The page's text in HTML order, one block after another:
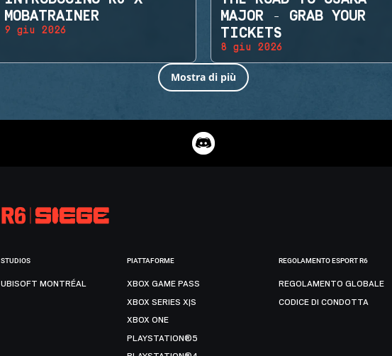
MOBATRAINER
9 giu 2026
MAJOR - GRAB YOUR
TICKETS
8 giu 2026
Mostra di più
STUDIOS
UBISOFT MONTRÉAL
PIATTAFORME
XBOX GAME PASS
XBOX SERIES X|S
XBOX ONE
PLAYSTATION®5
REGOLAMENTO ESPORT R6
REGOLAMENTO GLOBALE
CODICE DI CONDOTTA